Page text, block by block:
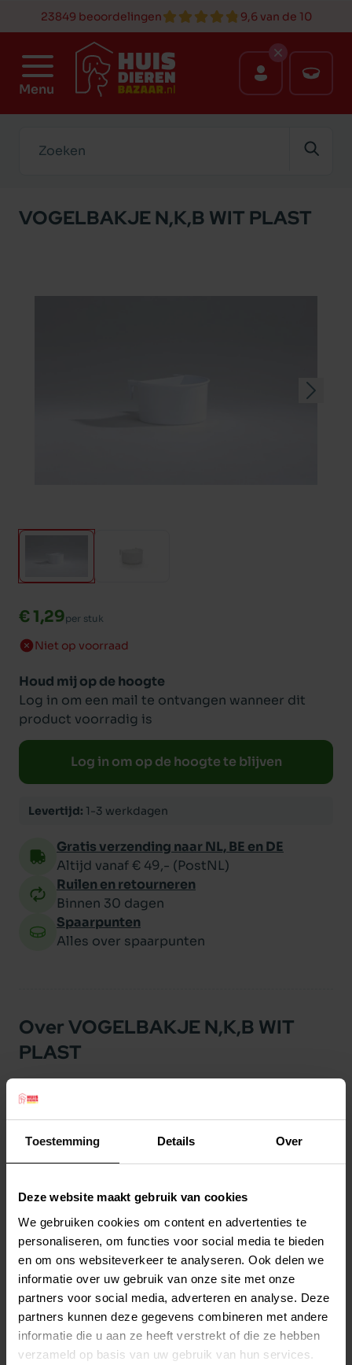
Toestemming Details Over
Deze website maakt gebruik van cookies
We gebruiken cookies om content en advertenties te
personaliseren, om functies voor social media te bieden
en om ons websiteverkeer te analyseren. Ook delen we
informatie over uw gebruik van onze site met onze
partners voor social media, adverteren en analyse. Deze
partners kunnen deze gegevens combineren met andere
informatie die u aan ze heeft verstrekt of die ze hebben
verzameld op basis van uw gebruik van hun services.
23849 beoordelingen 9,6 van de 10
Menu
VOGELBAKJE N,K,B WIT PLAST
€ 1,29per stuk
Niet op voorraad
Houd mij op de hoogte
Log in om een mail te ontvangen wanneer dit
product voorradig is
Log in om op de hoogte te blijven
Levertijd: 1-3 werkdagen
Gratis verzending naar NL, BE en DE
Altijd vanaf € 49,- (PostNL)
Ruilen en retourneren
Binnen 30 dagen
Spaarpunten
Alles over spaarpunten
Over VOGELBAKJE N,K,B WIT
PLAST
Een plastic eet of drinkbakje voor diverse
vogelsoorten. Makkelijk op te hangen door de
haakjes aan de achterzijde van het bakje. Kleur:
wit.
Productspecificaties
Stel uw bestelherinnering in:(2 weken)
2 weken
Elke
4 weken
Elke
6 weken
Elke
8 weken
Elke
10 weken
Elke
12 weken